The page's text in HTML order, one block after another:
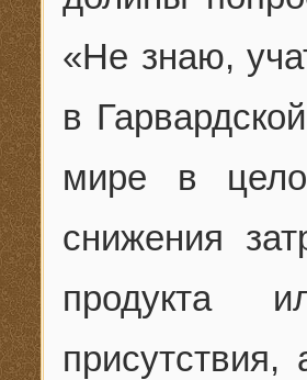
«Не знаю,
в
мире в
снижения
продукта